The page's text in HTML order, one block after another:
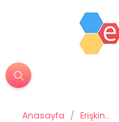
Anasayfa / Erişkin